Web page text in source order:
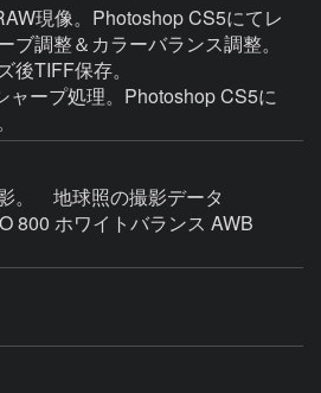
現像。Photoshop CS5にてレ
ブ調整＆カラーバランス調整。
後TIFF保存。
ャープ処理。Photoshop CS5に
。　地球照の撮影データ
800 ホワイトバランス AWB